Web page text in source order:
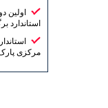
اولین
استاندارد
مرکزی